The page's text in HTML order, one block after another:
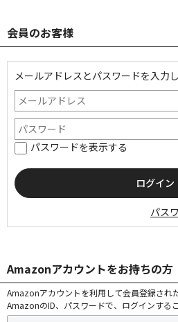
会員のお客様
メールアドレスとパスワードを入力
パスワードを表示する
パス
Amazonアカウントをお持ちの方
Amazonアカウントを利用して会員登録され
AmazonのID、パスワードで、ログインする